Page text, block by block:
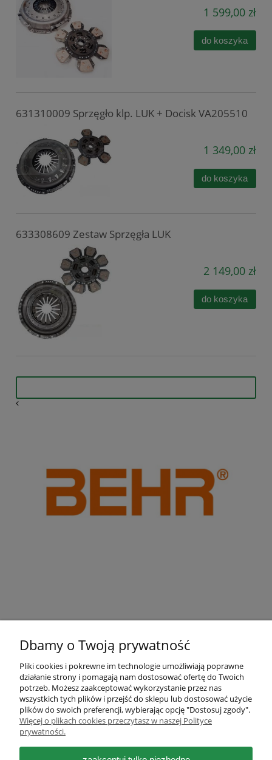
1 599,00 zł
do koszyka
631310009 Sprzęgło klp. LUK + Docisk VA205510
1 349,00 zł
do koszyka
633308609 Zestaw Sprzęgła LUK
2 149,00 zł
do koszyka
Pomoc
Moje konto
Płatności i dostawa
Dbamy o Twoją prywatność
Pliki cookies i pokrewne im technologie umożliwiają poprawne
działanie strony i pomagają nam dostosować ofertę do Twoich
potrzeb. Możesz zaakceptować wykorzystanie przez nas
wszystkich tych plików i przejść do sklepu lub dostosować użycie
plików do swoich preferencji, wybierając opcję "Dostosuj zgody".
Więcej o plikach cookies przeczytasz w naszej Polityce
prywatności.